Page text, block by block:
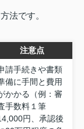
法です。
注意点
請手続きや書類
備に手間と費用
かかる（例：審
手数料１筆
円、承認後